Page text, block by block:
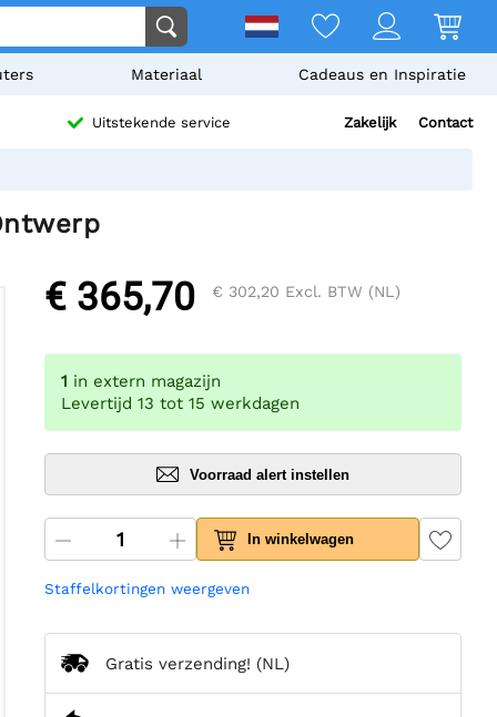
Materiaal Cadeaus en Inspiratie
Uitstekende service Zakelijk Contact
€ 365,70 € 302,20 Excl. BTW (NL)
1 in extern magazijn
Levertijd 13 tot 15 werkdagen
Voorraad alert instellen
In winkelwagen
Staffelkortingen weergeven
Gratis verzending! (NL)